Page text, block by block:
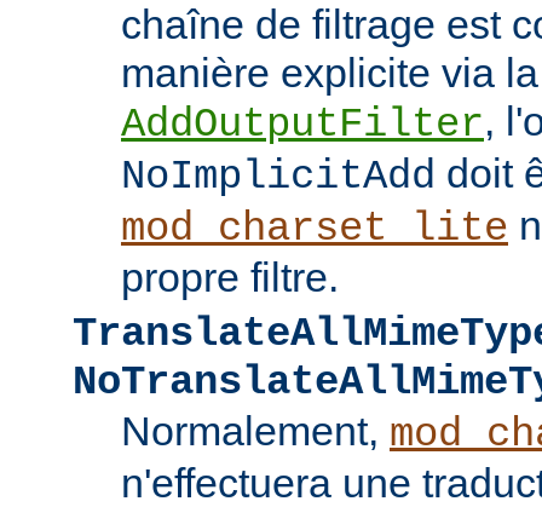
chaîne de filtrage est
manière explicite via
AddOutputFilter,
NoImplicitAdd doit
mod_charset_lite
propre filtre.
Normalement,
n'effectuera une